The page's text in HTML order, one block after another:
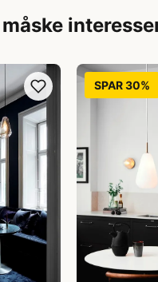
SPAR 30%